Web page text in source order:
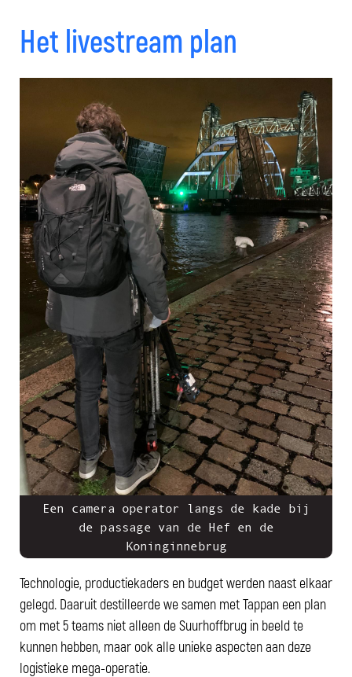
Het livestream plan
Een camera operator langs de kade bij
de passage van de Hef en de
Koninginnebrug
Technologie, productiekaders en budget werden naast elkaar
gelegd. Daaruit destilleerde we samen met Tappan een plan
om met 5 teams niet alleen de Suurhoffbrug in beeld te
kunnen hebben, maar ook alle unieke aspecten aan deze
logistieke mega-operatie.